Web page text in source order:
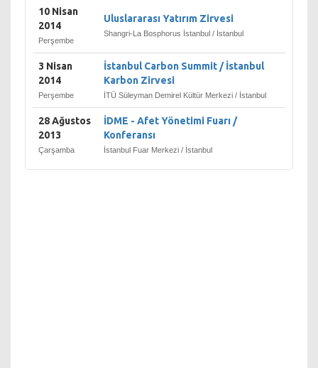
Reisi'nin başkanlığında on bir
bakandan ibarettir. Kurulan
bakanlık arasında Bayındırlık
Bakanlığı da, Nafıa Vekaleti
ismi ile yer almaktadır.
Cumhuriyet'in
kurulmasından önce, bu on
bir bakanlığa ilaveten bir
Mübadele, İmar İskan
10 Nisan
2014
Perşembe
Uluslararası Yatırım Zirvesi
Shangri-La Bosphorus İstanbul / İstanbul
3 Nisan
2014
Perşembe
İstanbul Carbon Summit / İstanbul
Karbon Zirvesi
İTÜ Süleyman Demirel Kültür Merkezi / İstanbul
28 Ağustos
2013
Çarşamba
İDME - Afet Yönetimi Fuarı /
Konferansı
İstanbul Fuar Merkezi / İstanbul